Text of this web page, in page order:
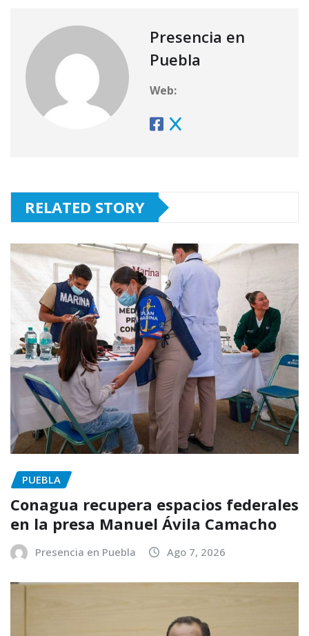
Presencia en
Puebla
Web:
RELATED STORY
PUEBLA
Conagua recupera espacios federales
en la presa Manuel Ávila Camacho
Presencia en Puebla Ago 7, 2026